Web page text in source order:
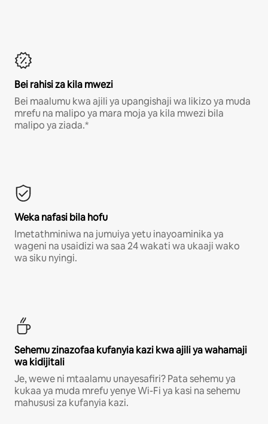
Bei rahisi za kila mwezi
Bei maalumu kwa ajili ya upangishaji wa likizo ya muda
mrefu na malipo ya mara moja ya kila mwezi bila
malipo ya ziada.*
Weka nafasi bila hofu
Imetathminiwa na jumuiya yetu inayoaminika ya
wageni na usaidizi wa saa 24 wakati wa ukaaji wako
wa siku nyingi.
Sehemu zinazofaa kufanyia kazi kwa ajili ya wahamaji
wa kidijitali
Je, wewe ni mtaalamu unayesafiri? Pata sehemu ya
kukaa ya muda mrefu yenye Wi-Fi ya kasi na sehemu
mahususi za kufanyia kazi.